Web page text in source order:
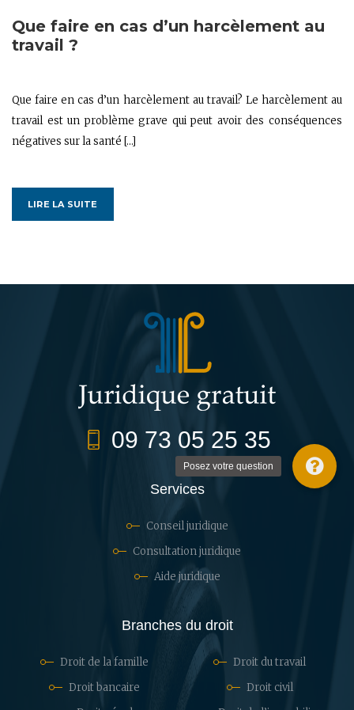
Que faire en cas d’un harcèlement au
travail ?
Que faire en cas d’un harcèlement au travail? Le harcèlement au
travail est un problème grave qui peut avoir des conséquences
négatives sur la santé […]
LIRE LA SUITE
09 73 05 25 35
Services
Conseil juridique
Consultation juridique
Aide juridique
Branches du droit
Droit de la famille
Droit du travail
Droit bancaire
Droit civil
Posez votre question